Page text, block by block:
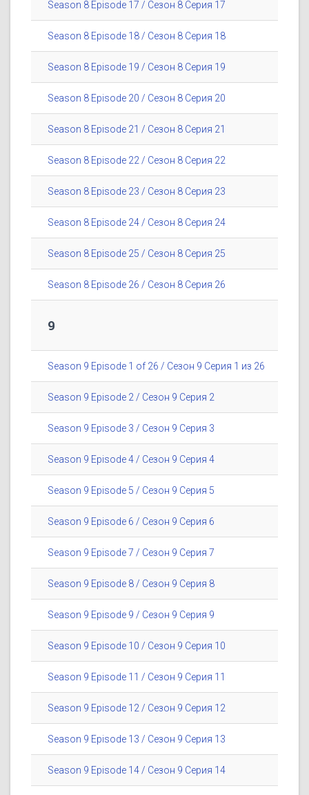
Season 8 Episode 17 / Сезон 8 Серия 17
Season 8 Episode 18 / Сезон 8 Серия 18
Season 8 Episode 19 / Сезон 8 Серия 19
Season 8 Episode 20 / Сезон 8 Серия 20
Season 8 Episode 21 / Сезон 8 Серия 21
Season 8 Episode 22 / Сезон 8 Серия 22
Season 8 Episode 23 / Сезон 8 Серия 23
Season 8 Episode 24 / Сезон 8 Серия 24
Season 8 Episode 25 / Сезон 8 Серия 25
Season 8 Episode 26 / Сезон 8 Серия 26
9
Season 9 Episode 1 of 26 / Сезон 9 Серия 1 из 26
Season 9 Episode 2 / Сезон 9 Серия 2
Season 9 Episode 3 / Сезон 9 Серия 3
Season 9 Episode 4 / Сезон 9 Серия 4
Season 9 Episode 5 / Сезон 9 Серия 5
Season 9 Episode 6 / Сезон 9 Серия 6
Season 9 Episode 7 / Сезон 9 Серия 7
Season 9 Episode 8 / Сезон 9 Серия 8
Season 9 Episode 9 / Сезон 9 Серия 9
Season 9 Episode 10 / Сезон 9 Серия 10
Season 9 Episode 11 / Сезон 9 Серия 11
Season 9 Episode 12 / Сезон 9 Серия 12
Season 9 Episode 13 / Сезон 9 Серия 13
Season 9 Episode 14 / Сезон 9 Серия 14